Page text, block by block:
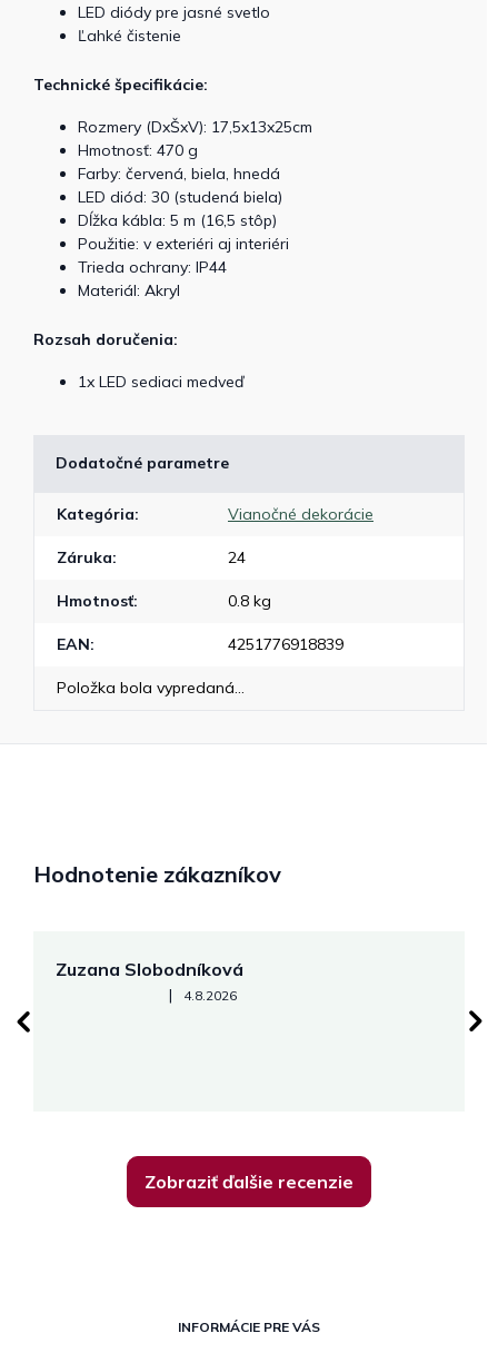
LED diódy pre jasné svetlo
Ľahké čistenie
Technické špecifikácie:
Rozmery (DxŠxV): 17,5x13x25cm
Hmotnosť: 470 g
Farby: červená, biela, hnedá
LED diód: 30 (studená biela)
Dĺžka kábla: 5 m (16,5 stôp)
Použitie: v exteriéri aj interiéri
Trieda ochrany: IP44
Materiál: Akryl
Rozsah doručenia:
1x LED sediaci medveď
Dodatočné parametre
Kategória: Vianočné dekorácie
Záruka: 24
Hmotnosť: 0.8 kg
EAN: 4251776918839
Položka bola vypredaná…
Hodnotenie zákazníkov
Zuzana Slobodníková
Hodnotenie obchodu je 5 z 5 hviezdičiek.
| 4.8.2026
Zobraziť ďalšie recenzie
INFORMÁCIE PRE VÁS